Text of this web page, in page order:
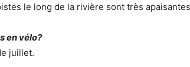
le long de la rivière sont très
en vélo?
juillet.